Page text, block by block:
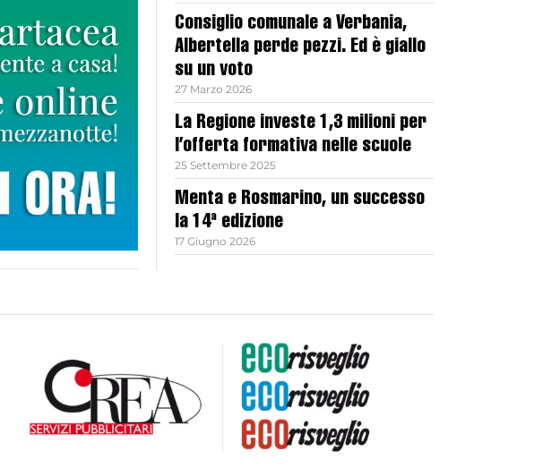
Consiglio comunale a Verbania,
Albertella perde pezzi. Ed è giallo
su un voto
27 Marzo 2026
La Regione investe 1,3 milioni per
l’offerta formativa nelle scuole
25 Settembre 2025
Menta e Rosmarino, un successo
la 14ª edizione
17 Giugno 2026